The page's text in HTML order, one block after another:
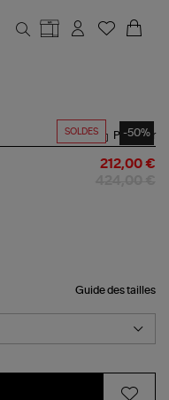
SOLDES -50%
Partager
212,00 €
Guide des tailles